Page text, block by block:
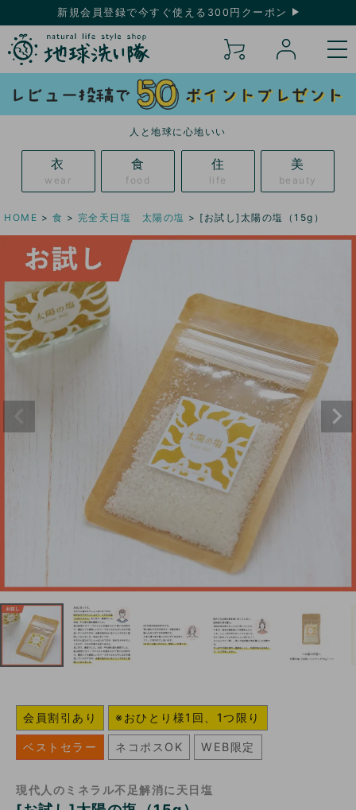
新規会員登録で今すぐ使える300円クーポン
人と地球に心地いい
衣
wear
食
food
住
life
美
beauty
HOME 食 完全天日塩 太陽の塩 [お試し]太陽の塩（15g）
会員割引あり ※おひとり様1回、1つ限り
ベストセラー ネコポスOK WEB限定
現代人のミネラル不足解消に天日塩